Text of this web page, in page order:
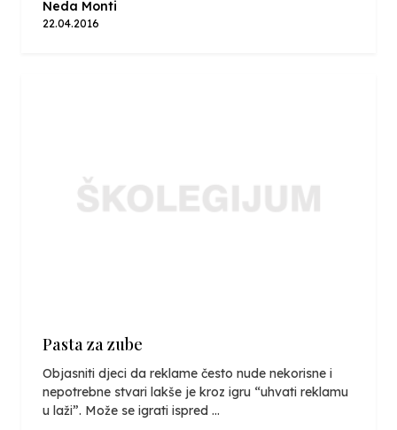
Neda Monti
22.04.2016
Pasta za zube
Objasniti djeci da reklame često nude nekorisne i
nepotrebne stvari lakše je kroz igru “uhvati reklamu
u laži”. Može se igrati ispred ...